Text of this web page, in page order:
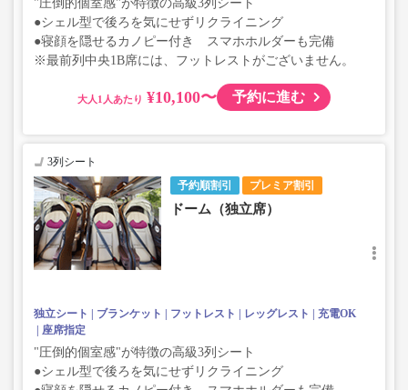
"圧倒的個室感"が特徴の高級3列シート
●シェル型で後ろを気にせずリクライニング
●寝顔を隠せるカノピー付き スマホホルダーも完備
※最前列中央1B席には、フットレストがございません。
大人 ¥10,100〜 予約に進む
予約順割引 プレミア割引
3列シート
ドーム（独立席）
独立シート ブランケット フットレスト レッグレスト
充電OK
座席指定
"圧倒的個室感"が特徴の高級3列シート
●シェル型で後ろを気にせずリクライニング